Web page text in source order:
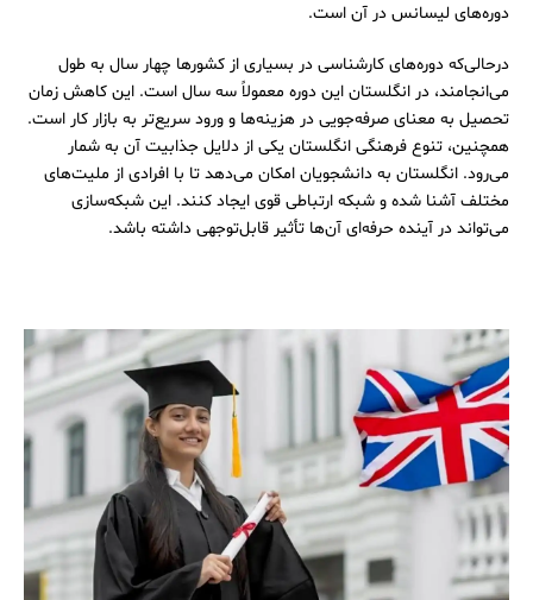
دوره‌های لیسانس در آن است.
درحالی‌که دوره‌های کارشناسی در بسیاری از کشورها چهار سال به طول
می‌انجامند، در انگلستان این دوره معمولاً سه سال است. این کاهش زمان
تحصیل به معنای صرفه‌جویی در هزینه‌ها و ورود سریع‌تر به بازار کار است.
همچنین، تنوع فرهنگی انگلستان یکی از دلایل جذابیت آن به شمار
می‌رود. انگلستان به دانشجویان امکان می‌دهد تا با افرادی از ملیت‌های
مختلف آشنا شده و شبکه ارتباطی قوی ایجاد کنند. این شبکه‌سازی
می‌تواند در آینده حرفه‌ای آن‌ها تأثیر قابل‌توجهی داشته باشد.